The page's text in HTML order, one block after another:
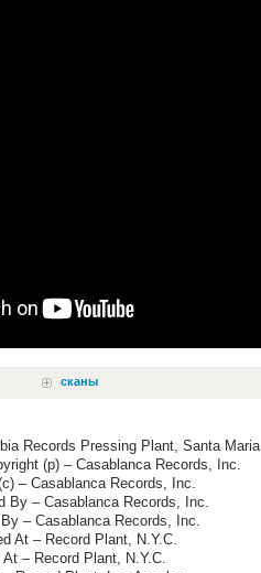
сканы
Records Pressing Plant, Santa Maria
(p) – Casablanca Records, Inc.
– Casablanca Records, Inc.
By – Casablanca Records, Inc.
– Casablanca Records, Inc.
At – Record Plant, N.Y.C.
At – Record Plant, N.Y.C.